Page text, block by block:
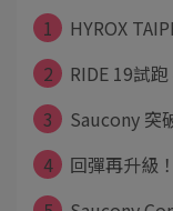
1
HYROX
2
RIDE 19試
3
Saucony 突
4
回彈再升級